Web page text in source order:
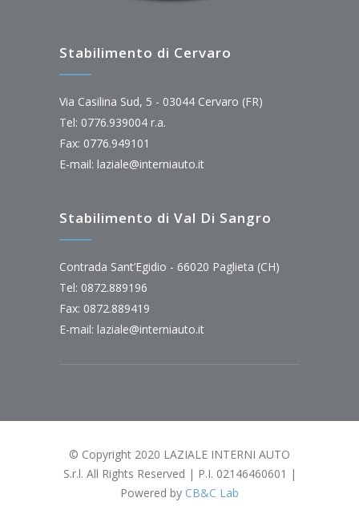
Stabilimento di Cervaro
Via Casilina Sud, 5 - 03044 Cervaro (FR)
Tel: 0776.939004 r.a.
Fax: 0776.949101
E-mail: laziale@interniauto.it
Stabilimento di Val Di Sangro
Contrada Sant’Egidio - 66020 Paglieta (CH)
Tel: 0872.889196
Fax: 0872.889419
E-mail: laziale@interniauto.it
© Copyright 2020 LAZIALE INTERNI AUTO
S.r.l. All Rights Reserved | P.I. 02146460601 |
Powered by CB&C Lab